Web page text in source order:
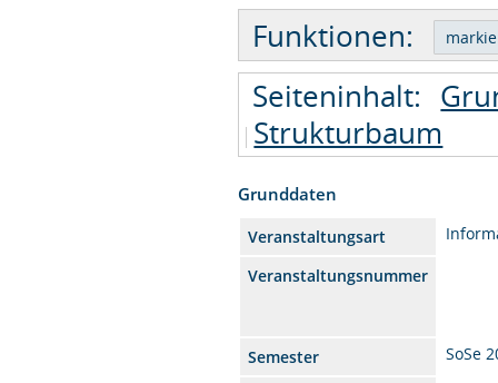
Funktionen:
Seiteninhalt:
Strukturbaum
Grunddaten
Veranstaltungsart
Veranstaltungsnummer
Semester
SoSe